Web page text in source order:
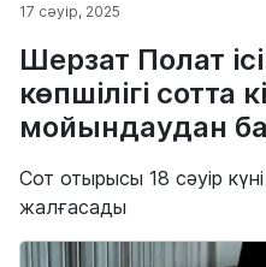
17 сәуір, 2025
Шерзат Полат
көпшілігі сотта
мойындаудан
Сот отырысы 18 сәуір
жалғасады